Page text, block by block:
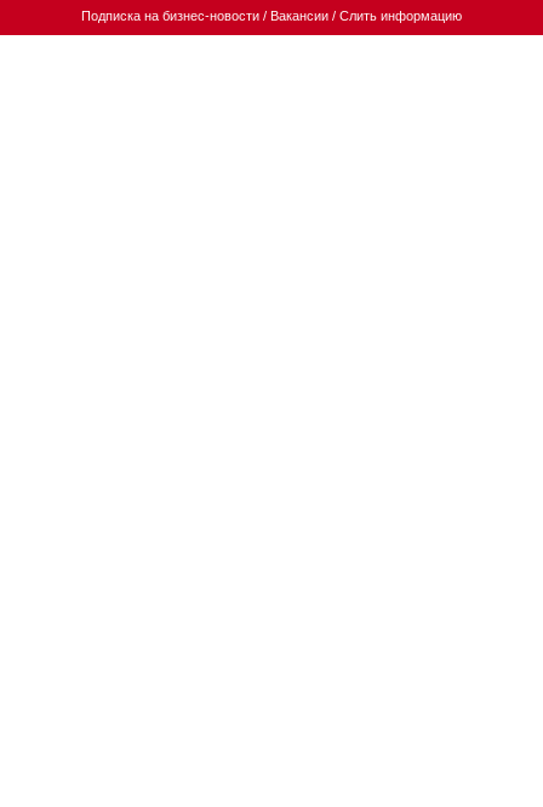
Подписка на бизнес-новости / Вакансии / Слить информацию